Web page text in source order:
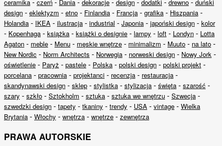
ceramika czerń Dania dekoracje design dodatki drewno
duński
design - eklektyzm - etno - Finlandia - Francja - grafika - Hiszpania -
Holandia - IKEA - ilustracja - industrial - Japonia - japoński design - kolor
- Kopenhaga - książka - książki o designie - lampy - loft - Londyn - Lotta
Agaton - meble - Menu - męskie wnętrze - minimalizm - Muuto - na lato -
New Nordic - Norm Architects - Norwegia - norweski design - Nowy Jork -
oświetlenie - Paryż - pastele - Polska - polski design - polski projekt -
porcelana - pracownia - projektanci - recenzja - restauracja -
skandynawski design - sklep - stylistka - stylizacja - święta - szarość -
szary - szkło - Sztokholm - sztuka - sztuka we wnętrzu - Szwecja -
szwedzki design - tapety - tkaniny - trendy - USA - vintage - Wielka
Brytania - Włochy - wnętrza - wnętrze - zewnętrza
PRAWA AUTORSKIE